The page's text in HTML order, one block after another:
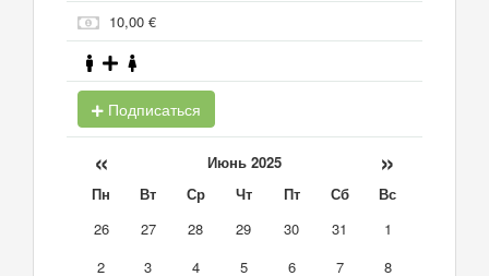
10,00 €
Подписаться
« Июнь 2025 »
Пн Вт Ср Чт Пт Сб
Вс
26
27 28 29 30 31
1
2
3 4 5 6 7
8